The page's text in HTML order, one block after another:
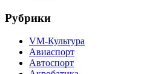
Рубрики
VM-Культура
Авиаспорт
Автоспорт